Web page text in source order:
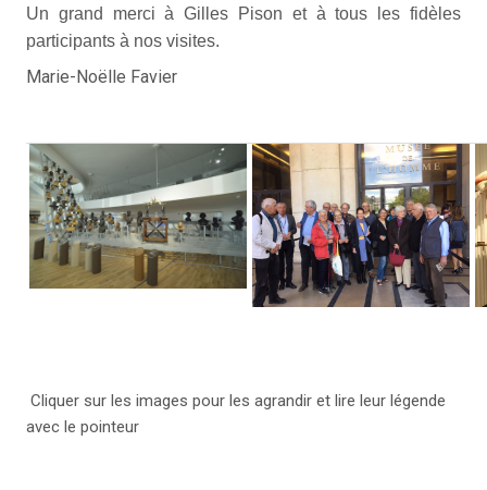
Un grand merci à Gilles Pison et à tous les fidèles
participants à nos visites.
Marie-Noëlle Favier
Cliquer sur les images pour les agrandir et lire leur légende
avec le pointeur